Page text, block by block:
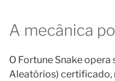
A mecânica
O Fortune Snake
Aleatórios) certificado,